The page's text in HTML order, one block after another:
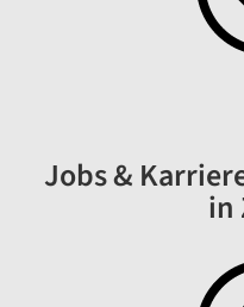
Jobs &
in